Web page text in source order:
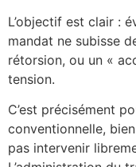
L’objectif est clair :
mandat ne subisse
rétorsion, ou un «
tension.
C’est précisément
conventionnelle,
pas intervenir